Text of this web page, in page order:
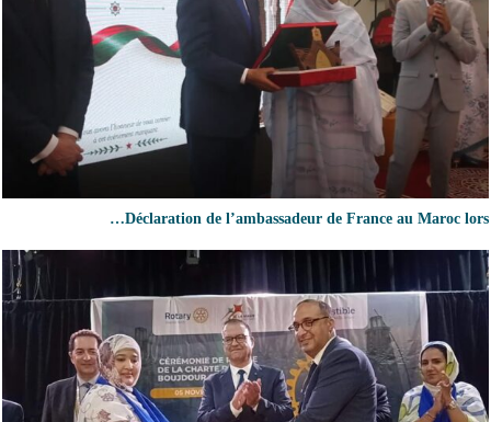
Déclaration de l’ambassadeur de France au Maroc lors…